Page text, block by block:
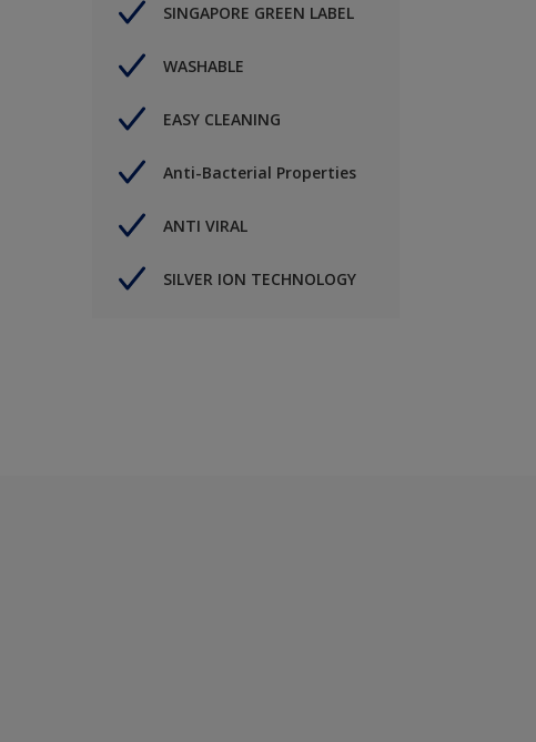
SINGAPORE GREEN LABEL
WASHABLE
EASY CLEANING
Anti-Bacterial Properties
ANTI VIRAL
SILVER ION TECHNOLOGY